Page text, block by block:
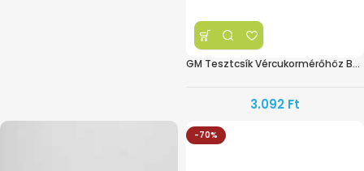
GM Tesztcsík Vércukormérőhöz BS-602
3.092 Ft
-70%